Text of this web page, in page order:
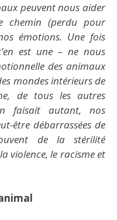
peuvent nous aider
(perdu pour
émotions. Une fois
est une – ne nous
des animaux
mondes intérieurs de
de tous les autres
faisait autant, nos
être débarrassées de
de la stérilité
violence, le racisme et